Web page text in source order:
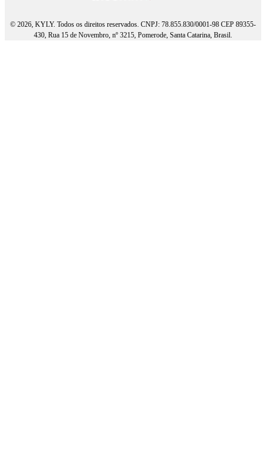
© 2026, KYLY. Todos os direitos reservados. CNPJ: 78.855.830/0001-98 CEP 89355-
430, Rua 15 de Novembro, nº 3215, Pomerode, Santa Catarina, Brasil.